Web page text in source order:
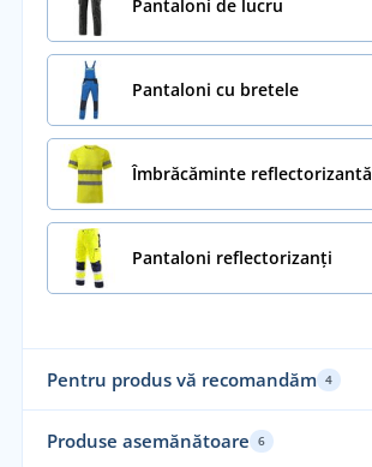
Pantaloni de lucru
Pantaloni cu bretele
Îmbrăcăminte reflectorizantă
Pantaloni reflectorizanți
Pentru produs vă recomandăm 4
Produse asemănătoare 6